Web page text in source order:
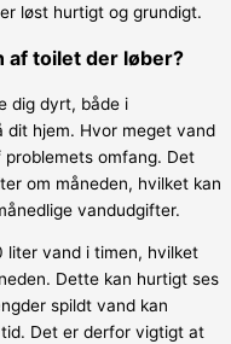
løst hurtigt og grundigt.
af toilet der løber?
dig dyrt, både i
dit hjem. Hvor meget vand
omfang. Det
om måneden, hvilket kan
vandudgifter.
liter vand i timen, hvilket
Dette kan hurtigt ses
spildt vand kan
Det er derfor vigtigt at